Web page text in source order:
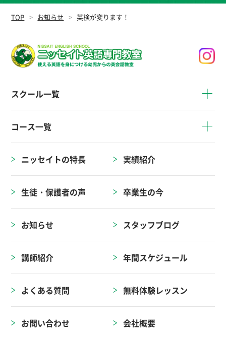
TOP お知らせ 英検が変ります！
スクール一覧
コース一覧
ニッセイトの特長 実績紹介
生徒・保護者の声 卒業生の今
お知らせ スタッフブログ
講師紹介 年間スケジュール
よくある質問 無料体験レッスン
お問い合わせ 会社概要